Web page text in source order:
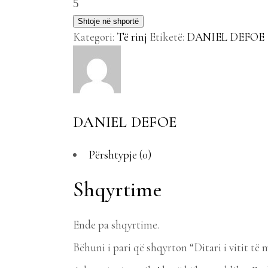
murtajës
quantity
Shtoje në shportë
Kategori: Të rinj Etiketë: DANIEL DEFOE
DANIEL DEFOE
Përshtypje (0)
Shqyrtime
Ende pa shqyrtime.
Bëhuni i pari që shqyrton “Ditari i vitit të